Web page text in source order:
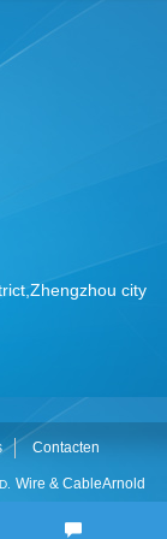
city
Contacten
Wire & CableArnold